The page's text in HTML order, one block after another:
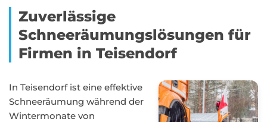
Zuverlässige
Schneeräumungslösungen für
Firmen in Teisendorf
In Teisendorf ist eine effektive
Schneeräumung während der
Wintermonate von